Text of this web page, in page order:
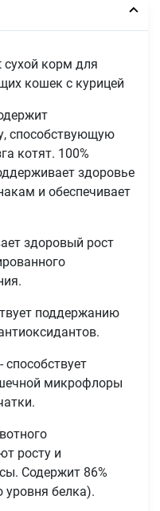
сухой корм для
кошек с курицей
способствующую
котят. 100%
здоровье
и обеспечивает
здоровый рост
поддержанию
микрофлоры
росту и
Содержит 86%
уровня белка).